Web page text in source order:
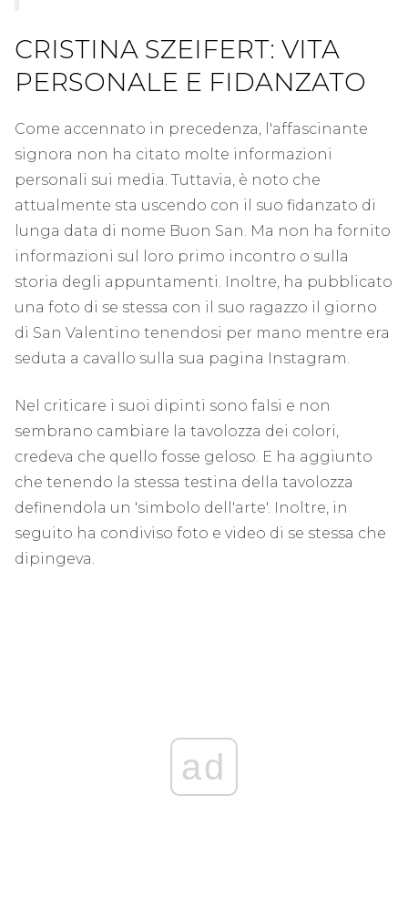
CRISTINA SZEIFERT: VITA
PERSONALE E FIDANZATO
Come accennato in precedenza, l'affascinante
signora non ha citato molte informazioni
personali sui media. Tuttavia, è noto che
attualmente sta uscendo con il suo fidanzato di
lunga data di nome Buon San. Ma non ha fornito
informazioni sul loro primo incontro o sulla
storia degli appuntamenti. Inoltre, ha pubblicato
una foto di se stessa con il suo ragazzo il giorno
di San Valentino tenendosi per mano mentre era
seduta a cavallo sulla sua pagina Instagram.
Nel criticare i suoi dipinti sono falsi e non
sembrano cambiare la tavolozza dei colori,
credeva che quello fosse geloso. E ha aggiunto
che tenendo la stessa testina della tavolozza
definendola un 'simbolo dell'arte'. Inoltre, in
seguito ha condiviso foto e video di se stessa che
dipingeva.
ad